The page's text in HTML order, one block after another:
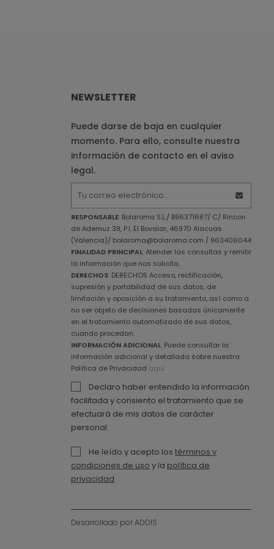
NEWSLETTER
Puede darse de baja en cualquier
momento. Para ello, consulte nuestra
información de contacto en el aviso
legal.
RESPONSABLE: Bolaroma S.L./ B96371687/ C/ Rincon
de Ademuz 39, P.I. El Bovalar, 46970 Alacuas
(Valencia)/ bolaroma@bolaroma.com / 963406044
FINALIDAD PRINCIPAL: Atender las consultas y remitir
la información que nos solicita.
DERECHOS: DERECHOS Acceso, rectificación,
supresión y portabilidad de sus datos, de
limitación y oposición a su tratamiento, así como a
no ser objeto de decisiones basadas únicamente
en el tratamiento automatizado de sus datos,
cuando procedan.
INFORMACIÓN ADICIONAL: Puede consultar la
información adicional y detallada sobre nuestra
Política de Privacidad aqui
Declaro haber entendido la información
facilitada y consiento el tratamiento que se
efectuará de mis datos de carácter
personal.
He leído y acepto los términos y
condiciones de uso y la política de
privacidad
Desarrollado por ADDIS